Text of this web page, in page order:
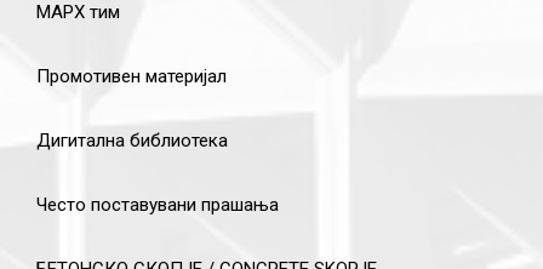
МАРХ тим
Промотивен материјал
Дигитална библиотека
Често поставувани прашања